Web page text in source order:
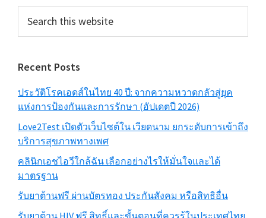
this
Recent Posts
ประวัติโรคเอดส์ในไทย 40 ปี: จากความหวาดกลัวสู่ยุค
แห่งการป้องกันและการรักษา (อัปเดตปี 2026)
Love2Test เปิดตัวเว็บไซต์ใน เวียดนาม ยกระดับการเข้าถึง
บริการสุขภาพทางเพศ
คลินิกเอชไอวีใกล้ฉัน เลือกอย่างไรให้มั่นใจและได้
มาตรฐาน
รับยาต้านฟรี ผ่านบัตรทอง ประกันสังคม หรือสิทธิอื่น
รับยาต้าน HIV ฟรี สิทธิ์และขั้นตอนที่ควรรู้ในประเทศไทย